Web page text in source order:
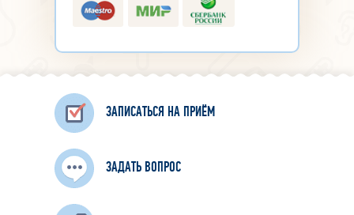
ЗАПИСАТЬСЯ НА ПРИЁМ
ЗАДАТЬ ВОПРОС